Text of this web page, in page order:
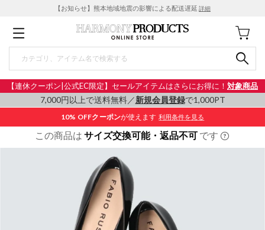
【お知らせ】熊本地域地震の影響による配送遅延 詳細
【連休クーポン|公式EC限定】セールアイテムはさらにお得に！ 対象商品
7,000円以上で送料無料／新規会員登録で1,000PT
10% OFFクーポンが使えます 利用条件を見る
この商品は サイズ交換可能・返品不可 です